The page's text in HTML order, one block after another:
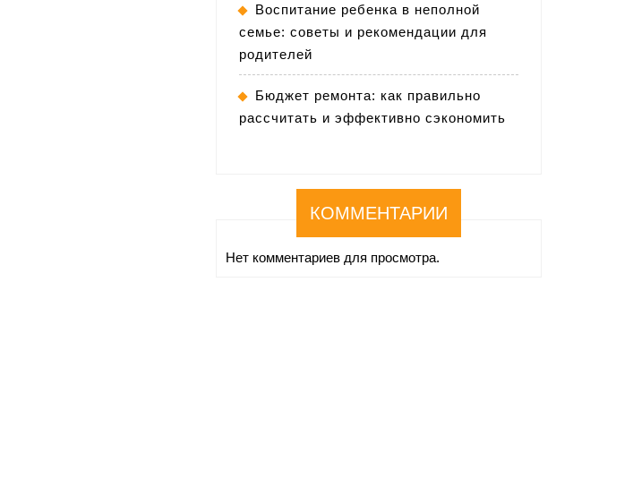
Воспитание ребенка в неполной
семье: советы и рекомендации для
родителей
Бюджет ремонта: как правильно
рассчитать и эффективно сэкономить
КОММЕНТАРИИ
Нет комментариев для просмотра.